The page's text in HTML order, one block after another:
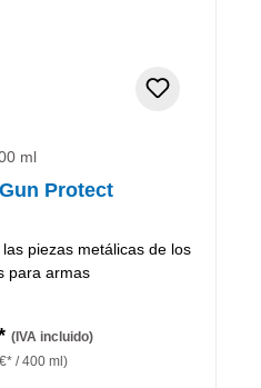
ml
Protect
piezas metálicas de los
para armas
(IVA incluido)
/ 400 ml)